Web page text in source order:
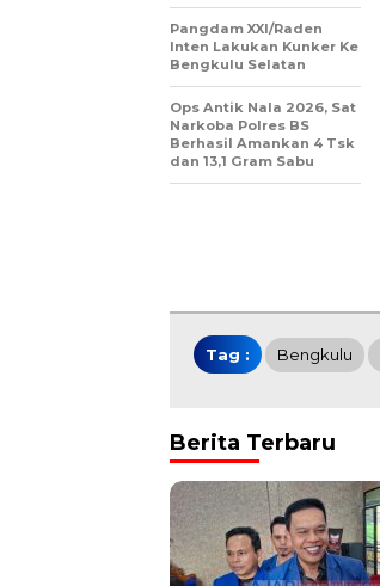
Pangdam XXI/Raden
Inten Lakukan Kunker Ke
Bengkulu Selatan
Ops Antik Nala 2026, Sat
Narkoba Polres BS
Berhasil Amankan 4 Tsk
dan 13,1 Gram Sabu
Tag : Bengkulu
Berita Terbaru